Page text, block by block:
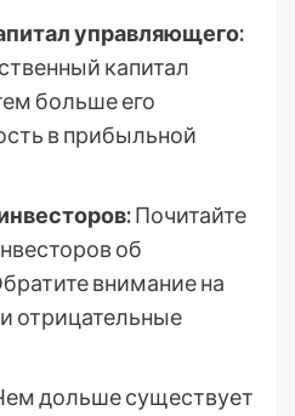
управляющего:
капитал
больше его
в прибыльной
Почитайте
об
внимание на
отрицательные
дольше существует